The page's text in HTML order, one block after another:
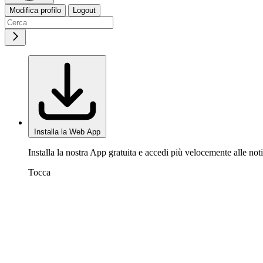
Modifica profilo Logout
Installa la Web App
Installa la nostra App gratuita e accedi più velocemente alle
Tocca